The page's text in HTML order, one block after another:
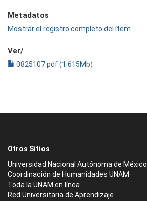
Metadatos
Mostrar el registro completo del ítem
Ver/
0825107.pdf (1.615Mb)
Otros Sitios
Universidad Nacional Autónoma de México
Coordinación de Humanidades UNAM
Toda la UNAM en línea
Red Universitaria de Aprendizaje